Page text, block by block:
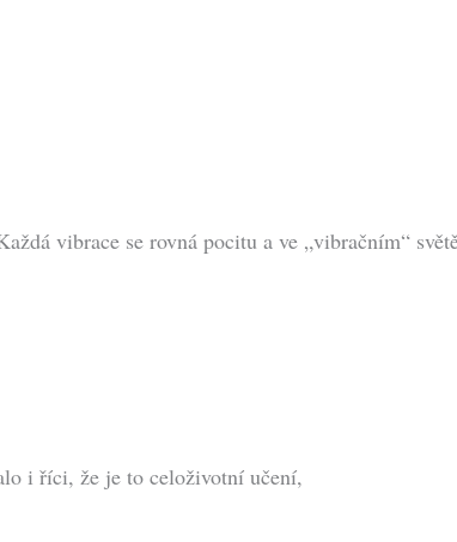
vibrace se rovná pocitu a ve „vibračním“
i říci, že je to celoživotní učení,